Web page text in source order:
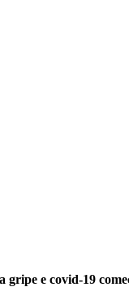
e covid-19